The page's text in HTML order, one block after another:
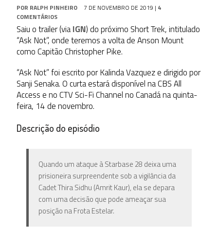
POR RALPH PINHEIRO 7 DE NOVEMBRO DE 2019 | 4
COMENTÁRIOS
Saiu o trailer (viaIGN) do próximo Short Trek, intitulado
“Ask Not”, onde teremos a volta de Anson Mount
como Capitão Christopher Pike.
“Ask Not” foi escrito por Kalinda Vazquez e dirigido por
Sanji Senaka. O curta estará disponível na CBS All
Access e no CTV Sci-Fi Channel no Canadá na quinta-
feira, 14 de novembro.
Descrição do episódio
Quando um ataque à Starbase 28 deixa uma
prisioneira surpreendente sob a vigilância da
Cadet Thira Sidhu (Amrit Kaur), ela se depara
com uma decisão que pode ameaçar sua
posição na Frota Estelar.